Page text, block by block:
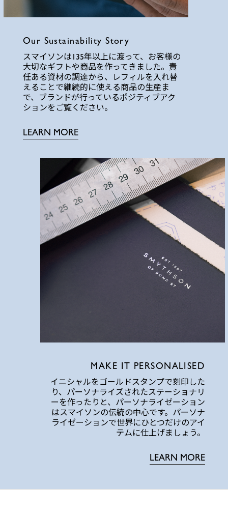
Our Sustainability Story
スマイソンは135年以上に渡って、お客様の
大切なギフトや商品を作ってきました。責
任ある資材の調達から、レフィルを入れ替
えることで継続的に使える商品の生産ま
で、ブランドが行っているポジティブアク
ションをご覧ください。
LEARN MORE
MAKE IT PERSONALISED
イニシャルをゴールドスタンプで刻印した
り、パーソナライズされたステーショナリ
ーを作ったりと、パーソナライゼーション
はスマイソンの伝統の中心です。パーソナ
ライゼーションで世界にひとつだけのアイ
テムに仕上げましょう。
LEARN MORE